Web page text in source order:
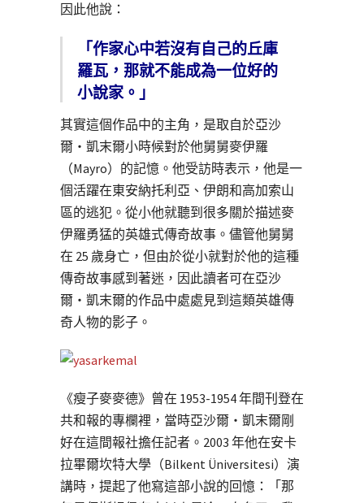
因此他說：
「作家心中若沒有自己的丘庫
羅瓦，那就不能成為一位好的
小說家。」
其實這個作品中的主角，是取自於亞沙
爾・凱末爾小時候對於他舅舅麥伊羅
（Mayro）的記憶。他受訪時表示，他是一
個活躍在東安納托利亞、伊朗和高加索山
區的逃犯。從小他就聽到很多關於描述麥
伊羅勇猛的英雄式傳奇故事。儘管他舅舅
在 25 歲身亡，但由於從小就對於他的這種
傳奇故事感到著迷，因此讀者可在亞沙
爾・凱末爾的作品中處處見到這類英雄傳
奇人物的影子。
《瘦子麥麥德》曾在 1953-1954 年間刊登在
共和報的專欄裡，當時亞沙爾・凱末爾剛
好在這間報社擔任記者。2003 年他在安卡
拉畢爾坎特大學（Bilkent Üniversitesi）演
講時，提起了他寫這部小說的回憶：「那